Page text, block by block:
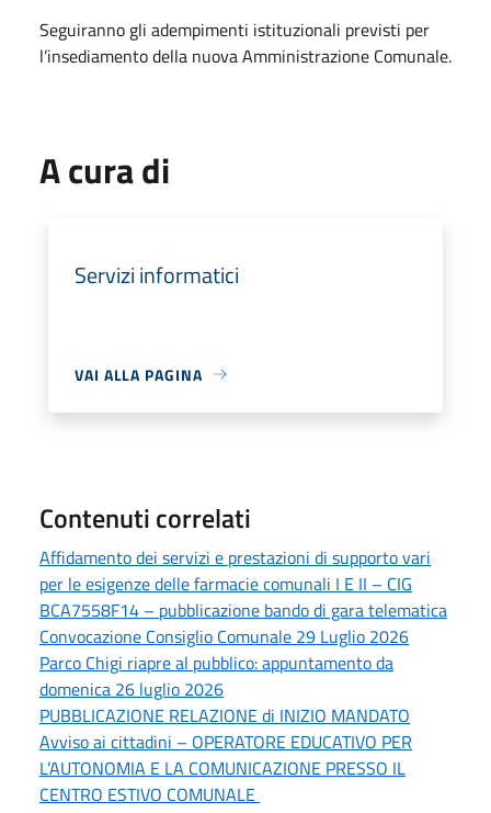
Seguiranno gli adempimenti istituzionali previsti per
l’insediamento della nuova Amministrazione Comunale.
A cura di
Servizi informatici
VAI ALLA PAGINA
Contenuti correlati
Affidamento dei servizi e prestazioni di supporto vari
per le esigenze delle farmacie comunali I E II – CIG
BCA7558F14 – pubblicazione bando di gara telematica
Convocazione Consiglio Comunale 29 Luglio 2026
Parco Chigi riapre al pubblico: appuntamento da
domenica 26 luglio 2026
PUBBLICAZIONE RELAZIONE di INIZIO MANDATO
Avviso ai cittadini – OPERATORE EDUCATIVO PER
L’AUTONOMIA E LA COMUNICAZIONE PRESSO IL
CENTRO ESTIVO COMUNALE